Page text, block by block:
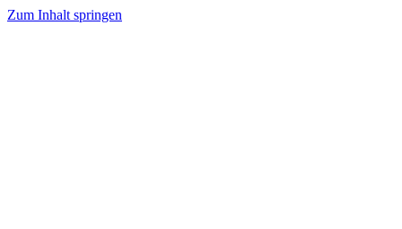
Zum Inhalt springen